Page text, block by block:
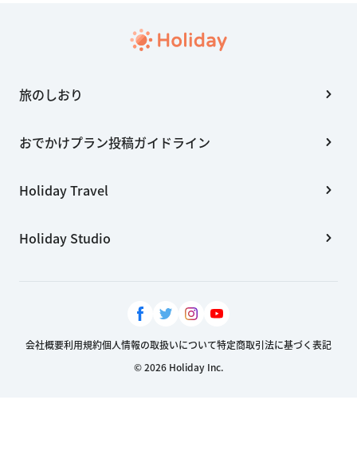
旅のしおり
おでかけプラン投稿ガイドライン
Holiday Travel
Holiday Studio
会社概要利用規約個人情報の取扱いについて特定商取引法に基づく表記
© 2026 Holiday Inc.